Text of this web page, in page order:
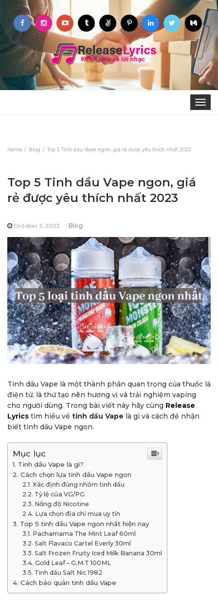
Toggle
Home Blog Top 5 Tinh dầu Vape ngon, giá rẻ được yêu thích nhất 2023
Top 5 Tinh dầu Vape ngon, giá
rẻ được yêu thích nhất 2023
October 5, 2023 Blog
Tinh dầu Vape là một thành phần quan trọng của thuốc lá
điện tử, là thứ tạo nên hương vị và trải nghiệm vaping
cho người dùng. Trong bài viết này hãy cùng Release
Lyrics tìm hiểu về tinh dầu Vape là gì và cách để nhận
biết tinh dầu Vape ngon.
Mục lục
Tinh dầu Vape là gì?
Cách chọn lựa tinh dầu Vape ngon
Xác định đúng nhóm tinh dầu
Tỷ lệ của VG/PG
Nồng độ Nicotine
Lựa chọn địa chỉ mua uy tín
Top 5 tinh dầu Vape ngon nhất hiện nay
Pachamama The Mint Leaf 60ml
Salt Flavaco Cartel Everly 30ml
Salt Frozen Fruity Iced Milk Banana 30ml
Gold Leaf – G.M.T 100ML
Tinh dầu Salt Nic 1982
Cách bảo quản tinh dầu Vape